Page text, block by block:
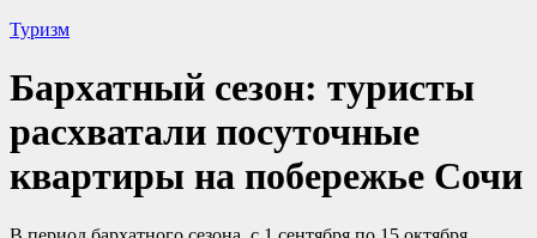
Туризм
Бархатный сезон: туристы
расхватали посуточные
квартиры на побережье Сочи